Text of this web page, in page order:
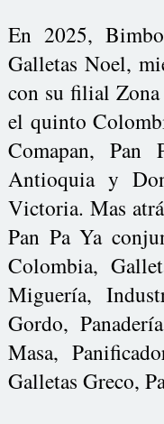
En 2025,
Galletas Noel,
con su filial
el quinto
Comapan, Pan
Antioquia y
Victoria. Mas
Pan Pa Ya
Colombia,
Miguería,
Gordo,
Masa,
Galletas Greco,